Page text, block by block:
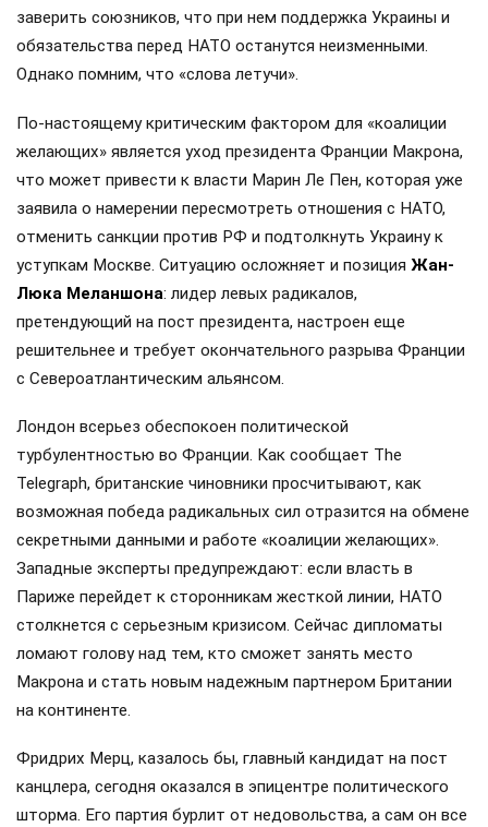
заверить союзников, что при нем поддержка Украины и
обязательства перед НАТО останутся неизменными.
Однако помним, что «слова летучи».
По-настоящему критическим фактором для «коалиции
желающих» является уход президента Франции Макрона,
что может привести к власти Марин Ле Пен, которая уже
заявила о намерении пересмотреть отношения с НАТО,
отменить санкции против РФ и подтолкнуть Украину к
уступкам Москве. Ситуацию осложняет и позиция Жан-
Люка Меланшона: лидер левых радикалов,
претендующий на пост президента, настроен еще
решительнее и требует окончательного разрыва Франции
с Североатлантическим альянсом.
Лондон всерьез обеспокоен политической
турбулентностью во Франции. Как сообщает The
Telegraph, британские чиновники просчитывают, как
возможная победа радикальных сил отразится на обмене
секретными данными и работе «коалиции желающих».
Западные эксперты предупреждают: если власть в
Париже перейдет к сторонникам жесткой линии, НАТО
столкнется с серьезным кризисом. Сейчас дипломаты
ломают голову над тем, кто сможет занять место
Макрона и стать новым надежным партнером Британии
на континенте.
Фридрих Мерц, казалось бы, главный кандидат на пост
канцлера, сегодня оказался в эпицентре политического
шторма. Его партия бурлит от недовольства, а сам он все